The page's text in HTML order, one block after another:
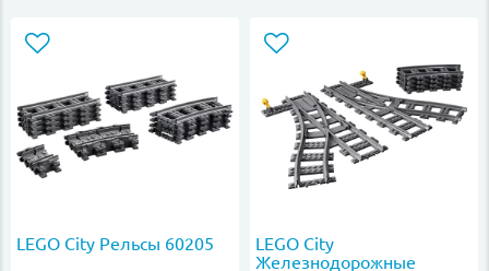
LEGO City Рельсы 60205
LEGO City
Железнодорожные